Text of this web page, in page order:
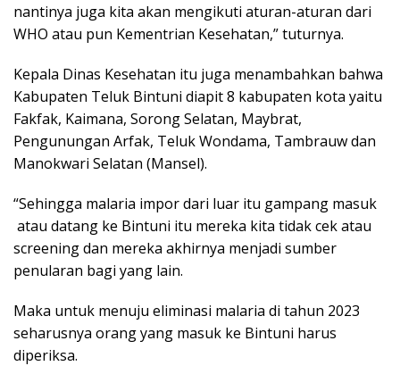
nantinya juga kita akan mengikuti aturan-aturan dari
WHO atau pun Kementrian Kesehatan,” tuturnya.
Kepala Dinas Kesehatan itu juga menambahkan bahwa
Kabupaten Teluk Bintuni diapit 8 kabupaten kota yaitu
Fakfak, Kaimana, Sorong Selatan, Maybrat,
Pengunungan Arfak, Teluk Wondama, Tambrauw dan
Manokwari Selatan (Mansel).
“Sehingga malaria impor dari luar itu gampang masuk
atau datang ke Bintuni itu mereka kita tidak cek atau
screening dan mereka akhirnya menjadi sumber
penularan bagi yang lain.
Maka untuk menuju eliminasi malaria di tahun 2023
seharusnya orang yang masuk ke Bintuni harus
diperiksa.